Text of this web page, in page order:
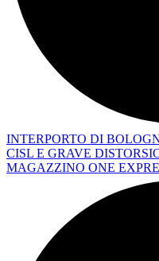
INTERPORTO DI
CISL E GRAVE
MAGAZZINO ONE